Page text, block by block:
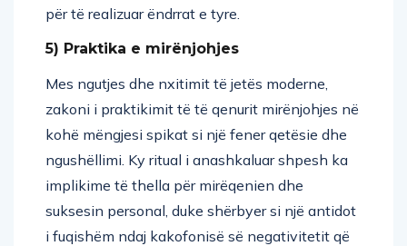
për të realizuar ëndrrat e tyre.
5) Praktika e mirënjohjes
Mes ngutjes dhe nxitimit të jetës moderne,
zakoni i praktikimit të të qenurit mirënjohjes në
kohë mëngjesi spikat si një fener qetësie dhe
ngushëllimi. Ky ritual i anashkaluar shpesh ka
implikime të thella për mirëqenien dhe
suksesin personal, duke shërbyer si një antidot
i fuqishëm ndaj kakofonisë së negativitetit që